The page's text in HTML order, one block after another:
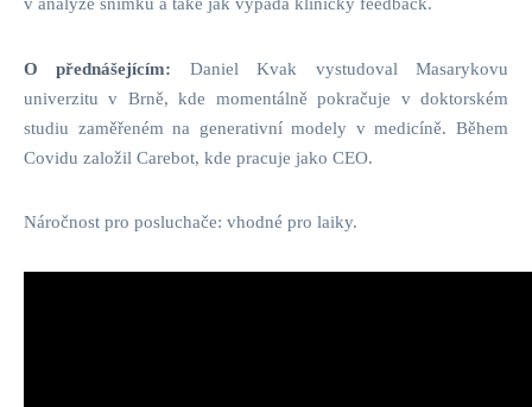
v analýze snímků a také jak vypadá klinický feedback.
O přednášejícím: Daniel Kvak vystudoval Masarykovu
univerzitu v Brně, kde momentálně pokračuje v doktorském
studiu zaměřeném na generativní modely v medicíně. Během
Covidu založil Carebot, kde pracuje jako CEO.
Náročnost pro posluchače: vhodné pro laiky.